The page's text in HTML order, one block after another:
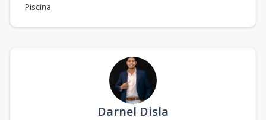
Piscina
Darnel Disla